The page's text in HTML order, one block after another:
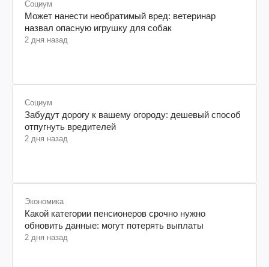
Социум
Может нанести необратимый вред: ветеринар
назвал опасную игрушку для собак
2 дня назад
Социум
Забудут дорогу к вашему огороду: дешевый способ
отпугнуть вредителей
2 дня назад
Экономика
Какой категории пенсионеров срочно нужно
обновить данные: могут потерять выплаты
2 дня назад